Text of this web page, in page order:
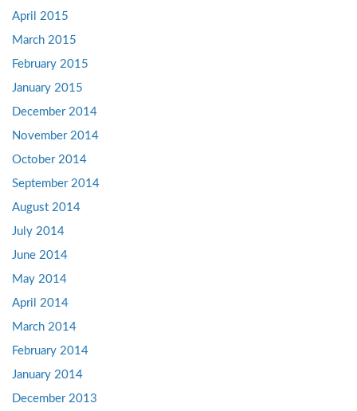
April 2015
March 2015
February 2015
January 2015
December 2014
November 2014
October 2014
September 2014
August 2014
July 2014
June 2014
May 2014
April 2014
March 2014
February 2014
January 2014
December 2013